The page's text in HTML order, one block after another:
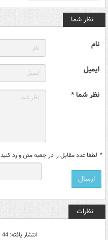
نظر شما
نام
ایمیل
نظر شما *
* لطفا عدد مقابل را در جعبه متن وارد کنید
نظرات
انتشار یافته: 44